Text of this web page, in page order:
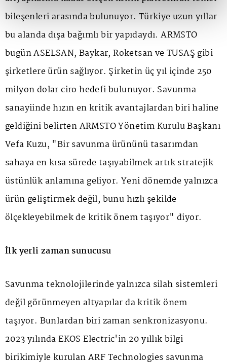
bileşenleri arasında bulunuyor. Türkiye uzun yıllar
bu alanda dışa bağımlı bir yapıdaydı. ARMSTO
bugün ASELSAN, Baykar, Roketsan ve TUSAŞ gibi
şirketlere ürün sağlıyor. Şirketin üç yıl içinde 250
milyon dolar ciro hedefi bulunuyor. Savunma
sanayiinde hızın en kritik avantajlardan biri haline
geldiğini belirten ARMSTO Yönetim Kurulu Başkanı
Vefa Kuzu, "Bir savunma ürününü tasarımdan
sahaya en kısa sürede taşıyabilmek artık stratejik
üstünlük anlamına geliyor. Yeni dönemde yalnızca
ürün geliştirmek değil, bunu hızlı şekilde
ölçekleyebilmek de kritik önem taşıyor" diyor.
İlk yerli zaman sunucusu
Savunma teknolojilerinde yalnızca silah sistemleri
değil görünmeyen altyapılar da kritik önem
taşıyor. Bunlardan biri zaman senkronizasyonu.
2023 yılında EKOS Electric'in 20 yıllık bilgi
birikimiyle kurulan ARF Technologies savunma